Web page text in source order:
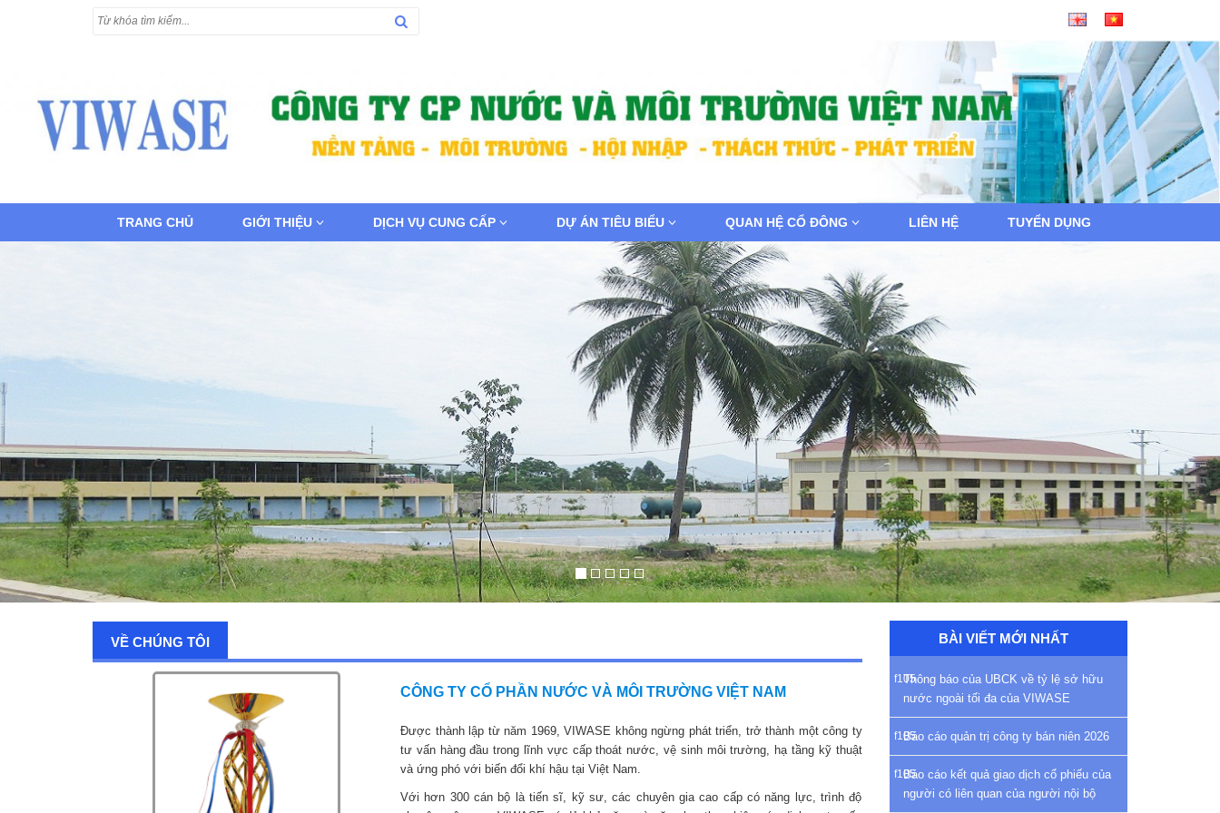
TRANG CHỦ GIỚI THIỆU DỊCH VỤ CUNG CẤP DỰ ÁN TIÊU BIỂU QUAN HỆ CỔ ĐÔNG LIÊN HỆ TUYỂN DỤNG
VỀ CHÚNG TÔI
CÔNG TY CỔ PHẦN NƯỚC VÀ MÔI TRƯỜNG VIỆT NAM
Được thành lập từ năm 1969, VIWASE không ngừng phát triển, trở thành một công ty
tư vấn hàng đầu trong lĩnh vực cấp thoát nước, vệ sinh môi trường, hạ tầng kỹ thuật
và ứng phó với biến đổi khí hậu tại Việt Nam.
Với hơn 300 cán bộ là tiến sĩ, kỹ sư, các chuyên gia cao cấp có năng lực, trình độ
BÀI VIẾT MỚI NHẤT
Thông báo của UBCK về tỷ lệ sở hữu
nước ngoài tối đa của VIWASE
Báo cáo quản trị công ty bán niên 2026
Báo cáo kết quả giao dịch cổ phiếu của
người có liên quan của người nội bộ